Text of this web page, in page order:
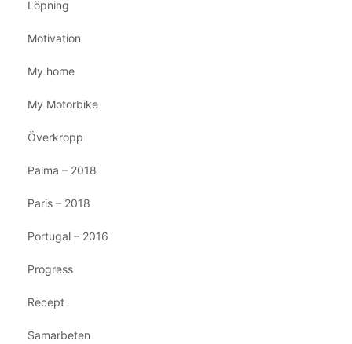
Löpning
Motivation
My home
My Motorbike
Överkropp
Palma – 2018
Paris – 2018
Portugal – 2016
Progress
Recept
Samarbeten